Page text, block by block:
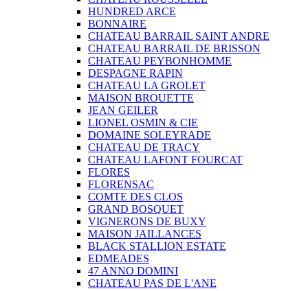
HUNDRED ARCE
BONNAIRE
CHATEAU BARRAIL SAINT ANDRE
CHATEAU BARRAIL DE BRISSON
CHATEAU PEYBONHOMME
DESPAGNE RAPIN
CHATEAU LA GROLET
MAISON BROUETTE
JEAN GEILER
LIONEL OSMIN & CIE
DOMAINE SOLEYRADE
CHATEAU DE TRACY
CHATEAU LAFONT FOURCAT
FLORES
FLORENSAC
COMTE DES CLOS
GRAND BOSQUET
VIGNERONS DE BUXY
MAISON JAILLANCES
BLACK STALLION ESTATE
EDMEADES
47 ANNO DOMINI
CHATEAU PAS DE L'ANE